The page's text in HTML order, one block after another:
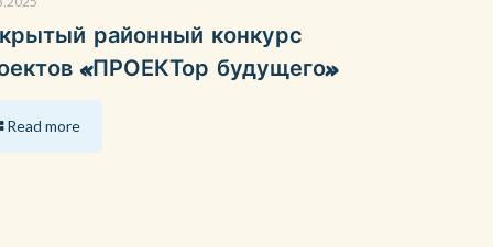
районный конкурс
«ПРОЕКТор будущего»
Read more